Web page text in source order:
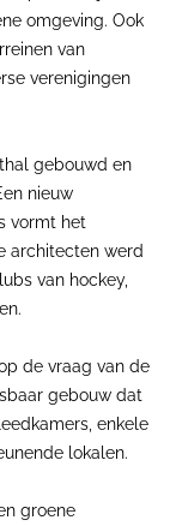
omgeving. Ook
van
verenigingen
gebouwd en
nieuw
vormt het
architecten werd
van hockey,
de vraag van de
gebouw dat
enkele
lokalen.
groene